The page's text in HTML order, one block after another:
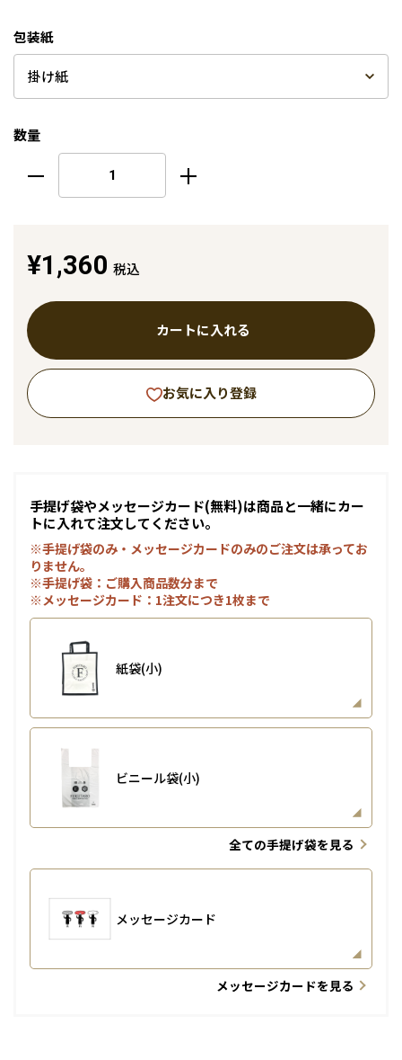
包装紙
数量
¥1,360 税込
カートに入れる
お気に入り登録
手提げ袋やメッセージカード(無料)は商品と一緒にカー
トに入れて注文してください。
※手提げ袋のみ・メッセージカードのみのご注文は承ってお
りません。
※手提げ袋：ご購入商品数分まで
※メッセージカード：1注文につき1枚まで
紙袋(小)
ビニール袋(小)
全ての手提げ袋を見る
メッセージカード
メッセージカードを見る